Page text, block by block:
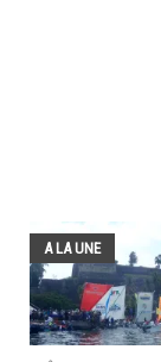
A LA UNE